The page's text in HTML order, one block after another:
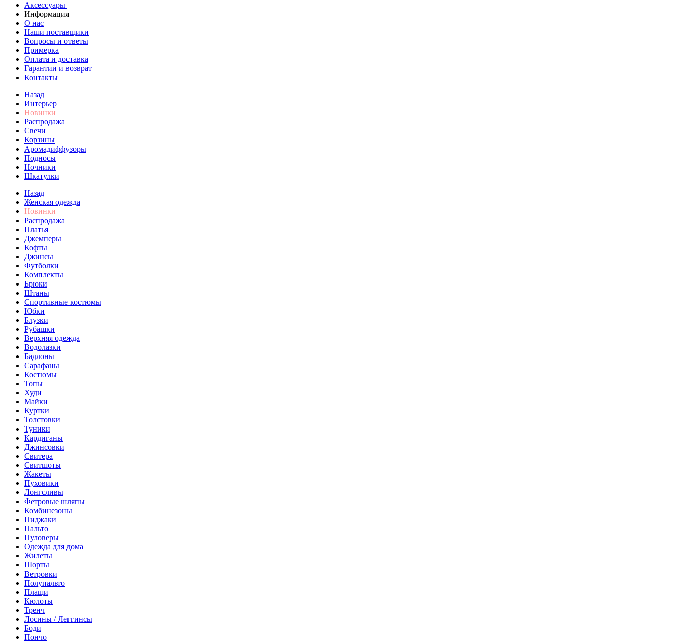
Аксессуары
Информация
О нас
Наши поставщики
Вопросы и ответы
Примерка
Оплата и доставка
Гарантии и возврат
Контакты
Назад
Интерьер
Новинки
Распродажа
Свечи
Корзины
Аромадиффузоры
Подносы
Ночники
Шкатулки
Назад
Женская одежда
Новинки
Распродажа
Платья
Джемперы
Кофты
Джинсы
Футболки
Комплекты
Брюки
Штаны
Спортивные костюмы
Юбки
Блузки
Рубашки
Верхняя одежда
Водолазки
Бадлоны
Сарафаны
Костюмы
Топы
Худи
Майки
Куртки
Толстовки
Туники
Кардиганы
Джинсовки
Свитера
Свитшоты
Жакеты
Пуховики
Лонгсливы
Фетровые шляпы
Комбинезоны
Пиджаки
Пальто
Пуловеры
Одежда для дома
Жилеты
Шорты
Ветровки
Полупальто
Плащи
Кюлоты
Тренч
Лосины / Леггинсы
Боди
Пончо